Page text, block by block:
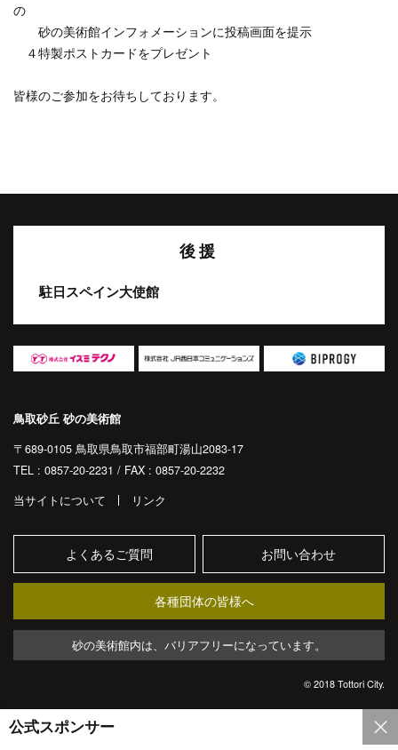
の
砂の美術館インフォメーションに投稿画面を提示
４特製ポストカードをプレゼント
皆様のご参加をお待ちしております。
後援
駐日スペイン大使館
鳥取砂丘 砂の美術館
〒689-0105 鳥取県鳥取市福部町湯山2083-17
TEL : 0857-20-2231 / FAX : 0857-20-2232
当サイトについて
リンク
よくあるご質問 お問い合わせ
各種団体の皆様へ
砂の美術館内は、バリアフリーになっています。
© 2018 Tottori City.
公式スポンサー